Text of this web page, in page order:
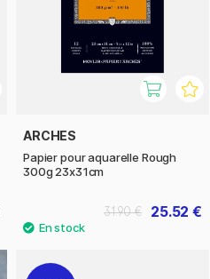
ARCHES
Papier pour aquarelle Rough
300g 23x31cm
25.52 €
31.90 €